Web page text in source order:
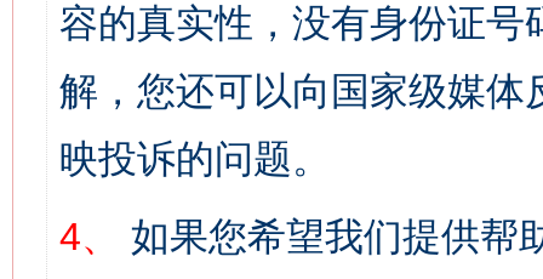
容的真实性，没有身份证
解，您还可以向国家级媒
映投诉的问题。
4、
如果您希望我们提供帮